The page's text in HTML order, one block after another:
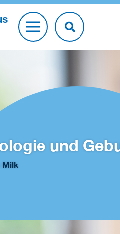
und
Milk